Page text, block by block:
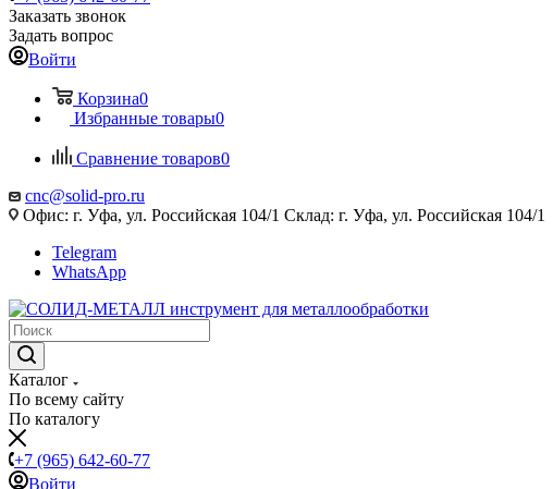
Заказать звонок
Задать вопрос
Войти
Корзина0
Избранные товары0
Сравнение товаров0
cnc@solid-pro.ru
Офис: г. Уфа, ул. Российская 104/1 Склад: г. Уфа, ул. Российская 104/1
Telegram
WhatsApp
Каталог
По всему сайту
По каталогу
+7 (965) 642-60-77
Войти